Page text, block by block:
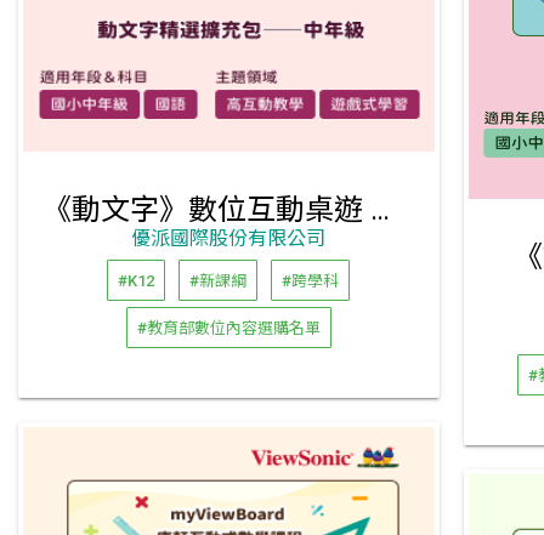
《動文字》數位互動桌遊 精選擴充包（國小中、高年級）
優派國際股份有限公司
#K12 #新課綱 #跨學科
#教育部數位內容選購名單
#